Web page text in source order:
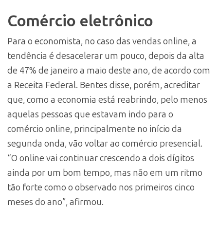
Comércio eletrônico
Para o economista, no caso das vendas online, a
tendência é desacelerar um pouco, depois da alta
de 47% de janeiro a maio deste ano, de acordo com
a Receita Federal. Bentes disse, porém, acreditar
que, como a economia está reabrindo, pelo menos
aquelas pessoas que estavam indo para o
comércio online, principalmente no início da
segunda onda, vão voltar ao comércio presencial.
“O online vai continuar crescendo a dois dígitos
ainda por um bom tempo, mas não em um ritmo
tão forte como o observado nos primeiros cinco
meses do ano”, afirmou.